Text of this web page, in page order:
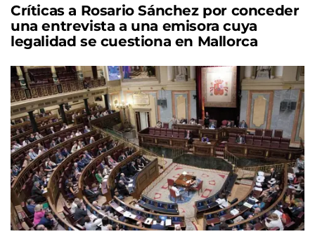
Críticas a Rosario Sánchez por conceder
una entrevista a una emisora cuya
legalidad se cuestiona en Mallorca